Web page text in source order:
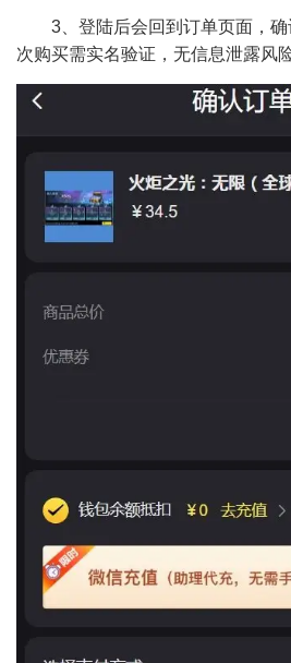
3、登陆后会回到订单页面，
次购买需实名验证，无信息泄露风险